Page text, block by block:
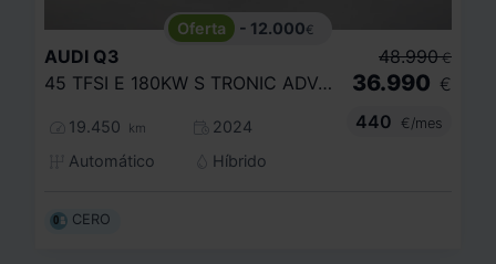
- 12.000€
AUDI Q3
45 TFSI E 180KW S TRONIC ADVANCED
19.450 km
2024
Automático
Híbrido
48.990 €
36.990 €
440
€/mes
CERO